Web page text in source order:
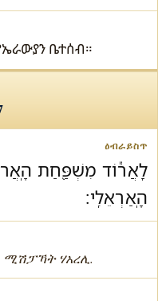
ቤተሰብ።
לַֽאֲר֕וֹד מִשְׁפַּ֖חַת
הָֽאַרְאֵלִֽי׃
ሚሽፓኻት ሃአረሊ.